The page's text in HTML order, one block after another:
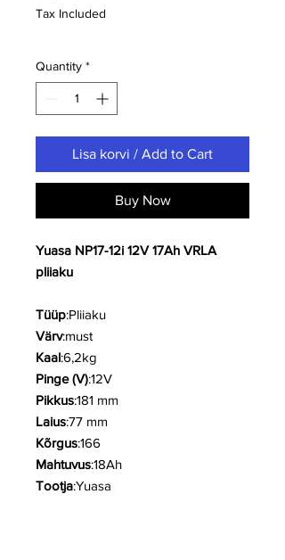
Tax Included
Quantity *
Lisa korvi / Add to Cart
Buy Now
Yuasa NP17-12i 12V 17Ah VRLA
pliiaku
Tüüp:Pliiaku
Värv:must
Kaal:6,2kg
Pinge (V):12V
Pikkus:181 mm
Laius:77 mm
Kõrgus:166
Mahtuvus:18Ah
Tootja:Yuasa